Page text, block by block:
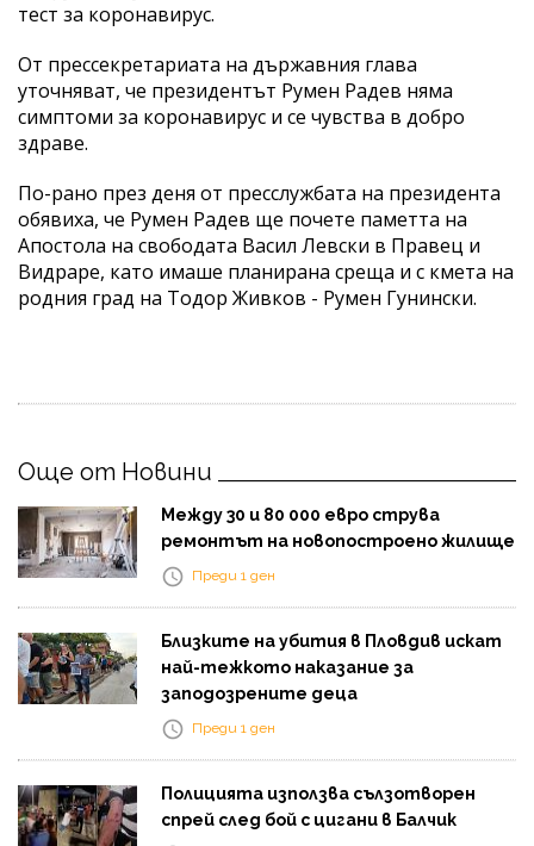
тест за коронавирус.
От прессекретариата на държавния глава
уточняват, че президентът Румен Радев няма
симптоми за коронавирус и се чувства в добро
здраве.
По-рано през деня от пресслужбата на президента
обявиха, че Румен Радев ще почете паметта на
Апостола на свободата Васил Левски в Правец и
Видраре, като имаше планирана среща и с кмета на
родния град на Тодор Живков - Румен Гунински.
Още от Новини
Между 30 и 80 000 евро струва
ремонтът на новопостроено жилище
Преди 1 ден
Близките на убития в Пловдив искат
най-тежкото наказание за
заподозрените деца
Преди 1 ден
Полицията използва сълзотворен
спрей след бой с цигани в Балчик